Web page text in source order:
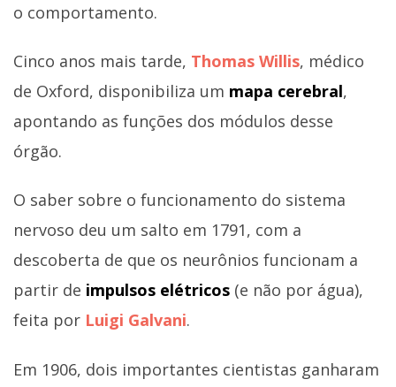
o comportamento.
Cinco anos mais tarde, Thomas Willis, médico
de Oxford, disponibiliza um mapa cerebral,
apontando as funções dos módulos desse
órgão.
O saber sobre o funcionamento do sistema
nervoso deu um salto em 1791, com a
descoberta de que os neurônios funcionam a
partir de impulsos elétricos (e não por água),
feita por Luigi Galvani.
Em 1906, dois importantes cientistas ganharam